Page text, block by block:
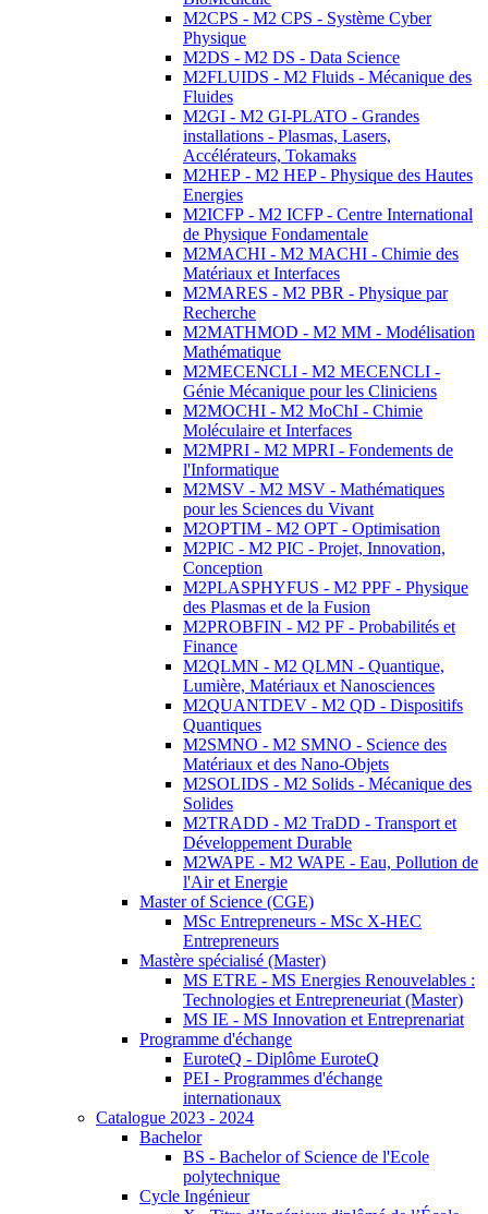
M2CPS - M2 CPS - Système Cyber
Physique
M2DS - M2 DS - Data Science
M2FLUIDS - M2 Fluids - Mécanique des
Fluides
M2GI - M2 GI-PLATO - Grandes
installations - Plasmas, Lasers,
Accélérateurs, Tokamaks
M2HEP - M2 HEP - Physique des Hautes
Energies
M2ICFP - M2 ICFP - Centre International
de Physique Fondamentale
M2MACHI - M2 MACHI - Chimie des
Matériaux et Interfaces
M2MARES - M2 PBR - Physique par
Recherche
M2MATHMOD - M2 MM - Modélisation
Mathématique
M2MECENCLI - M2 MECENCLI -
Génie Mécanique pour les Cliniciens
M2MOCHI - M2 MoChI - Chimie
Moléculaire et Interfaces
M2MPRI - M2 MPRI - Fondements de
l'Informatique
M2MSV - M2 MSV - Mathématiques
pour les Sciences du Vivant
M2OPTIM - M2 OPT - Optimisation
M2PIC - M2 PIC - Projet, Innovation,
Conception
M2PLASPHYFUS - M2 PPF - Physique
des Plasmas et de la Fusion
M2PROBFIN - M2 PF - Probabilités et
Finance
M2QLMN - M2 QLMN - Quantique,
Lumière, Matériaux et Nanosciences
M2QUANTDEV - M2 QD - Dispositifs
Quantiques
M2SMNO - M2 SMNO - Science des
Matériaux et des Nano-Objets
M2SOLIDS - M2 Solids - Mécanique des
Solides
M2TRADD - M2 TraDD - Transport et
Développement Durable
M2WAPE - M2 WAPE - Eau, Pollution de
l'Air et Energie
Master of Science (CGE)
MSc Entrepreneurs - MSc X-HEC
Entrepreneurs
Mastère spécialisé (Master)
MS ETRE - MS Energies Renouvelables :
Technologies et Entrepreneuriat (Master)
MS IE - MS Innovation et Entreprenariat
Programme d'échange
EuroteQ - Diplôme EuroteQ
PEI - Programmes d'échange
internationaux
Catalogue 2023 - 2024
Bachelor
BS - Bachelor of Science de l'Ecole
polytechnique
Cycle Ingénieur